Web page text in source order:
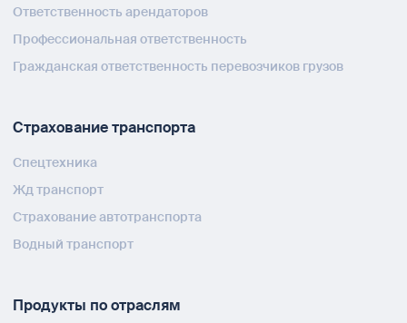
Ответственность арендаторов
Профессиональная ответственность
Гражданская ответственность перевозчиков грузов
Страхование транспорта
Спецтехника
Жд транспорт
Страхование автотранспорта
Водный транспорт
Продукты по отраслям